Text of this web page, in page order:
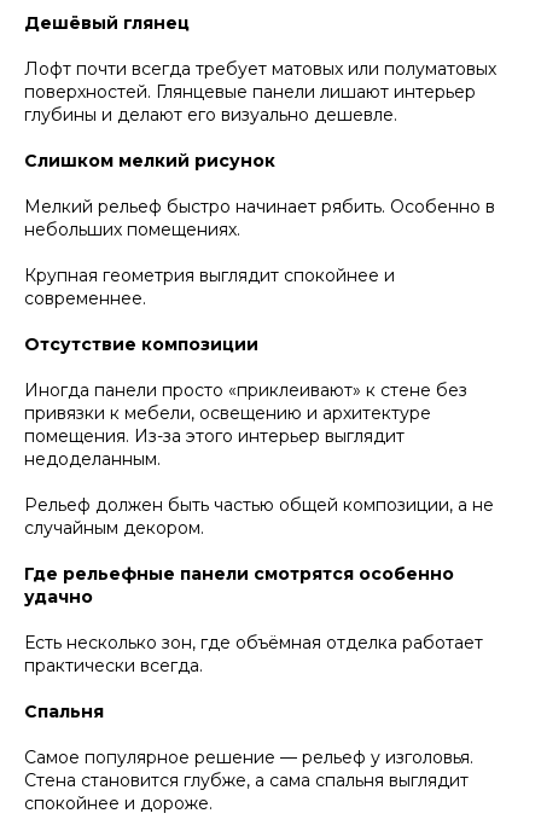
Дешёвый глянец
Лофт почти всегда требует матовых или полуматовых
поверхностей. Глянцевые панели лишают интерьер
глубины и делают его визуально дешевле.
Слишком мелкий рисунок
Мелкий рельеф быстро начинает рябить. Особенно в
небольших помещениях.
Крупная геометрия выглядит спокойнее и
современнее.
Отсутствие композиции
Иногда панели просто «приклеивают» к стене без
привязки к мебели, освещению и архитектуре
помещения. Из-за этого интерьер выглядит
недоделанным.
Рельеф должен быть частью общей композиции, а не
случайным декором.
Где рельефные панели смотрятся особенно
удачно
Есть несколько зон, где объёмная отделка работает
практически всегда.
Спальня
Самое популярное решение — рельеф у изголовья.
Стена становится глубже, а сама спальня выглядит
спокойнее и дороже.